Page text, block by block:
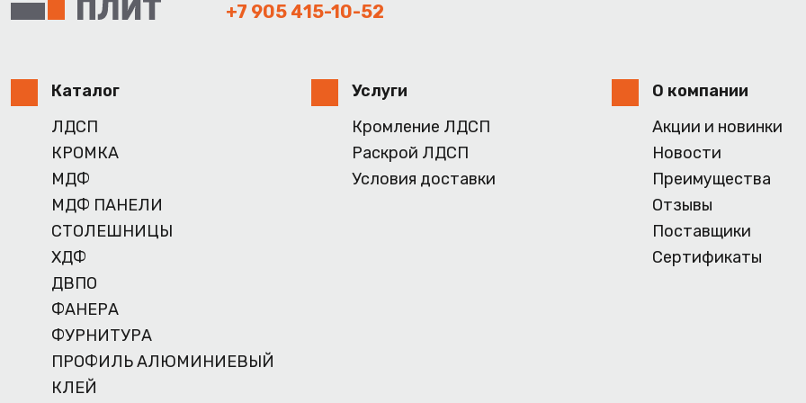
+7 905 415-10-52
Каталог
ЛДСП
КРОМКА
МДФ
МДФ ПАНЕЛИ
СТОЛЕШНИЦЫ
ХДФ
ДВПО
ФАНЕРА
ФУРНИТУРА
ПРОФИЛЬ АЛЮМИНИЕВЫЙ
КЛЕЙ
Услуги
Кромление ЛДСП
Раскрой ЛДСП
Условия доставки
О компании
Акции и новинки
Новости
Преимущества
Отзывы
Поставщики
Сертификаты